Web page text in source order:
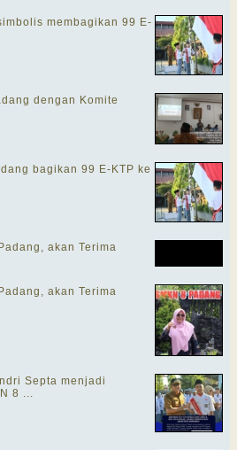
membagikan 99 E-
dengan Komite
bagikan 99 E-KTP ke
akan Terima
akan Terima
Septa menjadi
8 ...